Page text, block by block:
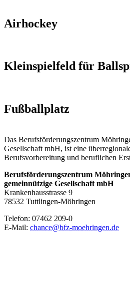
Airhockey
Kleinspielfeld für
Fußballplatz
Das Berufsförderungszentrum
Gesellschaft mbH, ist eine
Berufsvorbereitung und beruflichen
Berufsförderungszentrum
gemeinnützige Gesellschaft mbH
Krankenhausstrasse 9
78532 Tuttlingen-Möhringen
Telefon: 07462 209-0
E-Mail: chance@bfz-moehringen.de